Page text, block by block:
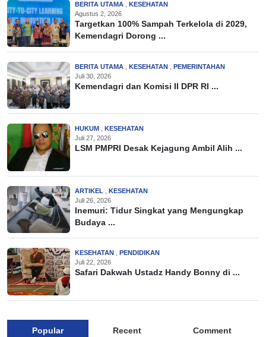
BERITA UTAMA , KESEHATAN
Agustus 2, 2026
Targetkan 100% Sampah Terkelola di 2029,
Kemendagri Dorong ...
BERITA UTAMA KESEHATAN
PEMERINTAHAN
Juli 30, 2026
Kemendagri dan Komisi II DPR RI ...
HUKUM , KESEHATAN
Juli 27, 2026
LSM PMPRI Desak Kejagung Ambil Alih ...
ARTIKEL
KESEHATAN
Juli 26, 2026
Inemuri: Tidur Singkat yang Mengungkap
Budaya ...
KESEHATAN , PENDIDIKAN
Juli 22, 2026
Safari Dakwah Ustadz Handy Bonny di ...
Popular Recent Comment